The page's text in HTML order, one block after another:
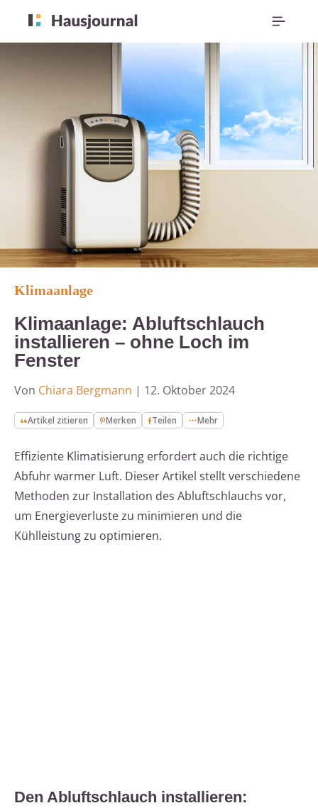
Klimaanlage
Klimaanlage: Abluftschlauch
installieren – ohne Loch im
Fenster
Von Chiara Bergmann | 12. Oktober 2024
Artikel zitieren Merken Teilen Mehr
Effiziente Klimatisierung erfordert auch die richtige
Abfuhr warmer Luft. Dieser Artikel stellt verschiedene
Methoden zur Installation des Abluftschlauchs vor,
um Energieverluste zu minimieren und die
Kühlleistung zu optimieren.
Den Abluftschlauch installieren: